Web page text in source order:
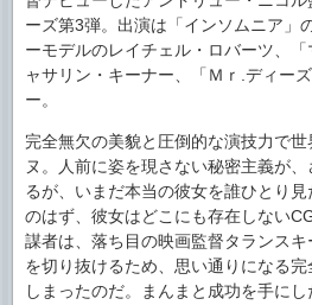
ーズ第3弾。出演は「インソムニア」
ーモデルのレイチェル・ロバーツ、
ャサリン・キーナー、「Ｍｒ.ディー
ー。
完全無欠の美貌と圧倒的な演技力で
ヌ。人前に姿を現さない秘密主義が
るが、いまだ本当の彼女を誰ひとり
のはず、彼女はどこにも存在しない
謀者は、落ち目の映画監督タランス
を切り抜けるため、思い通りになる
しまったのだ。まんまと成功を手に